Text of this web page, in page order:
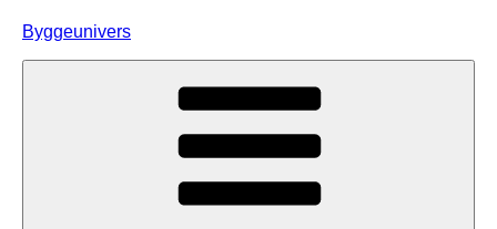
Skip
Byggeunivers